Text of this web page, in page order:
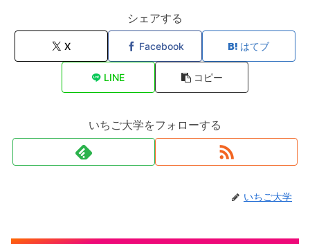
シェアする
X Facebook はてブ
LINE コピー
いちご大学をフォローする
いちご大学